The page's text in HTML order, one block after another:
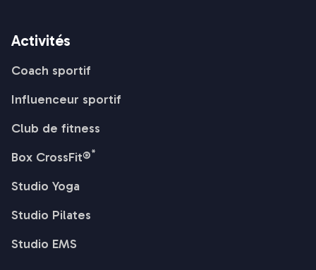
Activités
Coach sportif
Influenceur sportif
Club de fitness
Box CrossFit®*
Studio Yoga
Studio Pilates
Studio EMS